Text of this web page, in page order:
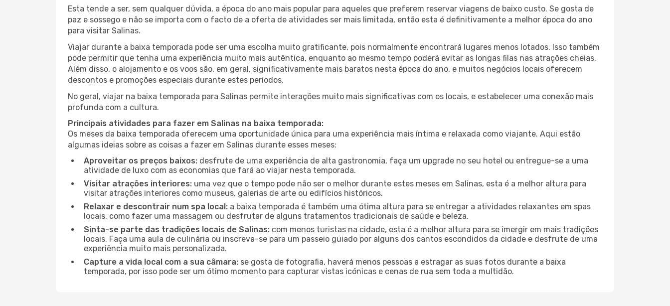
Esta tende a ser, sem qualquer dúvida, a época do ano mais popular para aqueles que preferem reservar viagens de baixo custo. Se gosta de
paz e sossego e não se importa com o facto de a oferta de atividades ser mais limitada, então esta é definitivamente a melhor época do ano
para visitar Salinas.
Viajar durante a baixa temporada pode ser uma escolha muito gratificante, pois normalmente encontrará lugares menos lotados. Isso também
pode permitir que tenha uma experiência muito mais autêntica, enquanto ao mesmo tempo poderá evitar as longas filas nas atrações cheias.
Além disso, o alojamento e os voos são, em geral, significativamente mais baratos nesta época do ano, e muitos negócios locais oferecem
descontos e promoções especiais durante estes períodos.
No geral, viajar na baixa temporada para Salinas permite interações muito mais significativas com os locais, e estabelecer uma conexão mais
profunda com a cultura.
Principais atividades para fazer em Salinas na baixa temporada:
Os meses da baixa temporada oferecem uma oportunidade única para uma experiência mais íntima e relaxada como viajante. Aqui estão
algumas ideias sobre as coisas a fazer em Salinas durante esses meses:
Aproveitar os preços baixos: desfrute de uma experiência de alta gastronomia, faça um upgrade no seu hotel ou entregue-se a uma
atividade de luxo com as economias que fará ao viajar nesta temporada.
Visitar atrações interiores: uma vez que o tempo pode não ser o melhor durante estes meses em Salinas, esta é a melhor altura para
visitar atrações interiores como museus, galerias de arte ou edifícios históricos.
Relaxar e descontrair num spa local: a baixa temporada é também uma ótima altura para se entregar a atividades relaxantes em spas
locais, como fazer uma massagem ou desfrutar de alguns tratamentos tradicionais de saúde e beleza.
Sinta-se parte das tradições locais de Salinas: com menos turistas na cidade, esta é a melhor altura para se imergir em mais tradições
locais. Faça uma aula de culinária ou inscreva-se para um passeio guiado por alguns dos cantos escondidos da cidade e desfrute de uma
experiência muito mais personalizada.
Capture a vida local com a sua câmara: se gosta de fotografia, haverá menos pessoas a estragar as suas fotos durante a baixa
temporada, por isso pode ser um ótimo momento para capturar vistas icónicas e cenas de rua sem toda a multidão.